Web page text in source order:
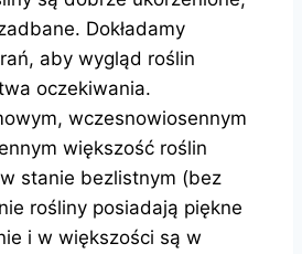
Dokładamy
aby wygląd roślin
oczekiwania.
wczesnowiosennym
większość roślin
stanie bezlistnym (bez
rośliny posiadają piękne
i w większości są w